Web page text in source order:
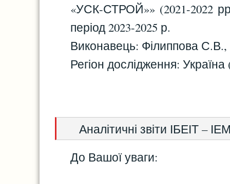
«УСК-СТРОЙ»» (2021-2022
період 2023-2025 р.
Виконавець: Філиппова
Регіон дослідження:
Аналітичні звіти ІБЕІТ –
До Вашої уваги: